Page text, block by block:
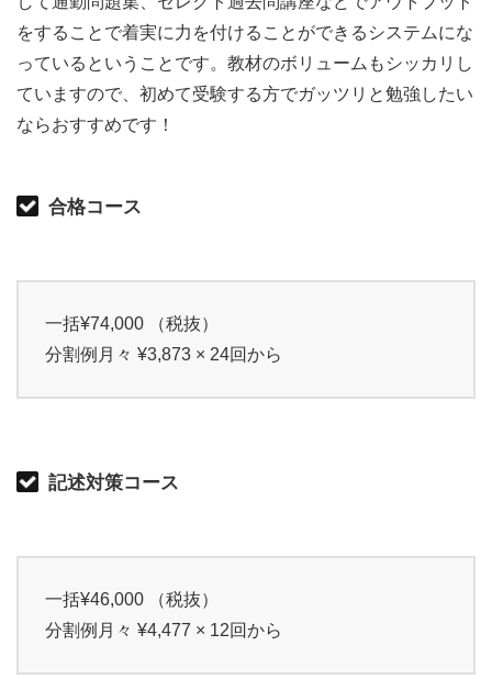
をすることで着実に力を付けることができるシステムにな
っているということです。教材のボリュームもシッカリし
ていますので、初めて受験する方でガッツリと勉強したい
ならおすすめです！
合格コース
一括¥74,000 （税抜）
分割例月々 ¥3,873 × 24回から
記述対策コース
一括¥46,000 （税抜）
分割例月々 ¥4,477 × 12回から